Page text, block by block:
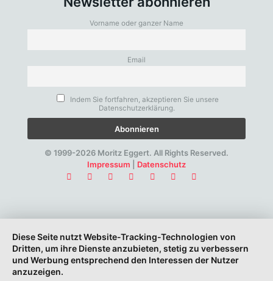
Vorname oder ganzer Name
Email
Indem Sie fortfahren, akzeptieren Sie unsere
Datenschutzerklärung.
© 1999-2026 Moritz Eggert. All Rights Reserved.
Impressum
Datenschutz
Diese Seite nutzt Website-Tracking-Technologien von
Dritten, um ihre Dienste anzubieten, stetig zu verbessern
und Werbung entsprechend den Interessen der Nutzer
anzuzeigen.